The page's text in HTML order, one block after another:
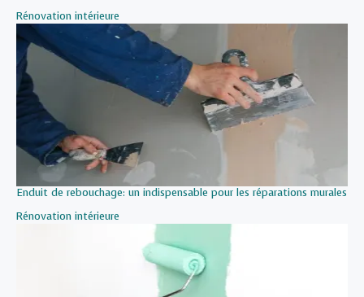
Par rapport à
Rénovation intérieure
Enduit de rebouchage: un indispensable pour les réparations murales
Par rapport à
Rénovation intérieure